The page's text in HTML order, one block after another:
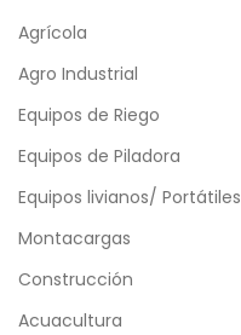
Agrícola
Agro Industrial
Equipos de Riego
Equipos de Piladora
Equipos livianos/ Portátiles
Montacargas
Construcción
Acuacultura